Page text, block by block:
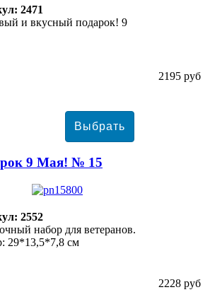
2471
и вкусный подарок! 9
2195 руб
9 Мая! № 15
2552
набор для ветеранов.
29*13,5*7,8 см
2228 руб